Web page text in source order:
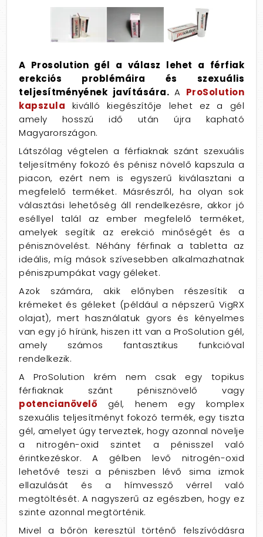
A Prosolution gél a válasz lehet a férfiak
erekciós problémáira és szexuális
teljesítményének javítására. A ProSolution
kapszula kiválló kiegészítője lehet ez a gél
amely hosszú idő után újra kapható
Magyarországon.
Látszólag végtelen a férfiaknak szánt szexuális
teljesítmény fokozó és pénisz növelő kapszula a
piacon, ezért nem is egyszerű kiválasztani a
megfelelő terméket. Másrészről, ha olyan sok
választási lehetőség áll rendelkezésre, akkor jó
eséllyel talál az ember megfelelő terméket,
amelyek segítik az erekció minőségét és a
pénisznövelést. Néhány férfinak a tabletta az
ideális, míg mások szívesebben alkalmazhatnak
péniszpumpákat vagy géleket.
Azok számára, akik előnyben részesítik a
krémeket és géleket (például a népszerű VigRX
olajat), mert használatuk gyors és kényelmes
van egy jó hírünk, hiszen itt van a ProSolution gél,
amely számos fantasztikus funkcióval
rendelkezik.
A ProSolution krém nem csak egy topikus
férfiaknak szánt pénisznövelő vagy
potencianövelő gél, henem egy komplex
szexuális teljesítményt fokozó termék, egy tiszta
gél, amelyet úgy terveztek, hogy azonnal növelje
a nitrogén-oxid szintet a pénisszel való
érintkezéskor. A gélben levő nitrogén-oxid
lehetővé teszi a péniszben lévő sima izmok
ellazulását és a hímvessző vérrel való
megtöltését. A nagyszerű az egészben, hogy ez
szinte azonnal megtörténik.
Mivel a bőrön keresztül történő felszívódásra